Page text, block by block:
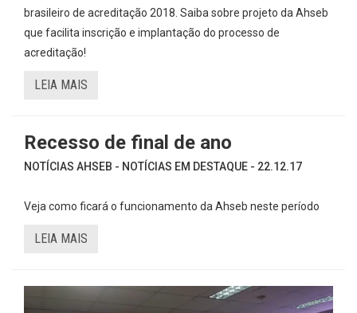
brasileiro de acreditação 2018. Saiba sobre projeto da Ahseb
que facilita inscrição e implantação do processo de
acreditação!
LEIA MAIS
Recesso de final de ano
NOTÍCIAS AHSEB - NOTÍCIAS EM DESTAQUE - 22.12.17
Veja como ficará o funcionamento da Ahseb neste período
LEIA MAIS